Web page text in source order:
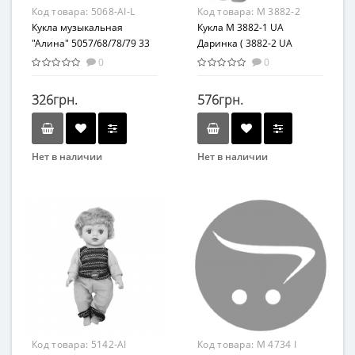
Комбинированный
Комбинированный
Код товара: 5068-AI-L
Кукла музыкальная
"Алина" 5057/68/78/79 33
см (В фиолетовом
0
326грн.
Нет в наличии
От 3-х лет
Возрастная группа
От 3 лет
Материал
Комбинированный
Код товара: M 3882-2
Кукла M 3882-1 UA
Даринка ( 3882-2 UA
Даринка)
0
576грн.
Нет в наличии
Возрастная группа
От 3-х лет
Материал
Код товара: 5142-AI
Код товара: M 4734 I